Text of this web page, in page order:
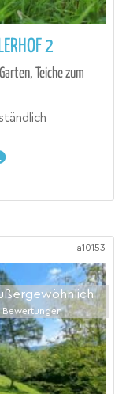
2
Teiche zum
a10153
Bewertungen